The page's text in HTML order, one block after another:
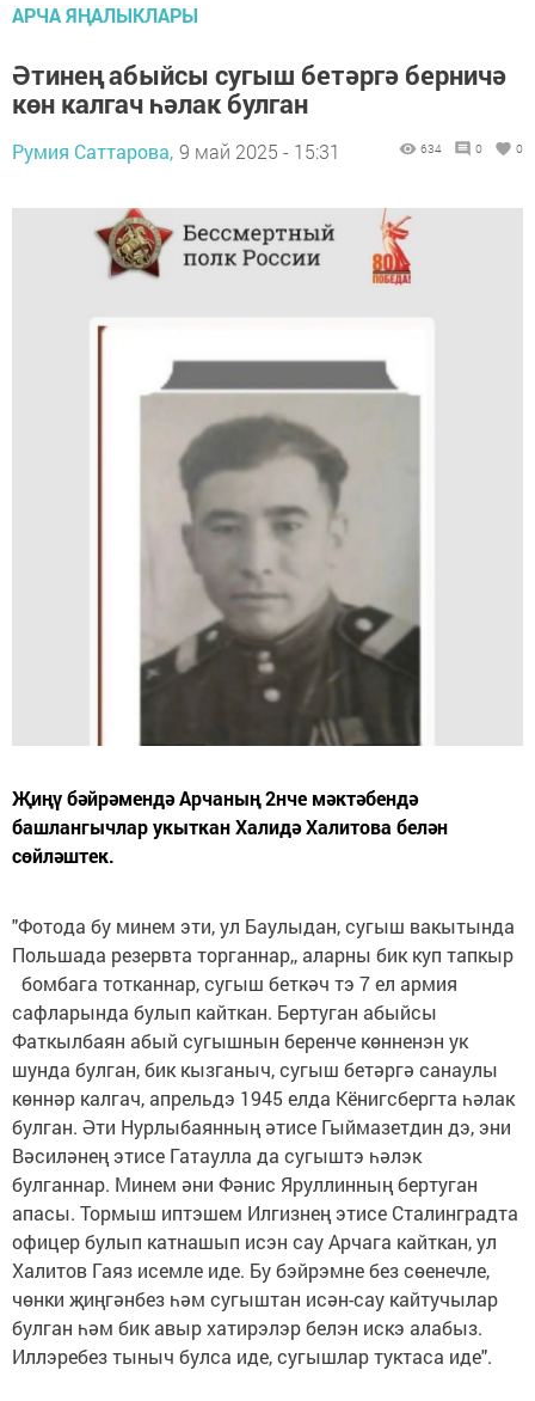
АРЧА ЯҢАЛЫКЛАРЫ
Әтинең абыйсы сугыш бетәргә берничә
көн калгач һәлак булган
Румия Саттарова, 9 май 2025 - 15:31 634 0 0
Җиңү бәйрәмендә Арчаның 2нче мәктәбендә
башлангычлар укыткан Халидә Халитова белән
сөйләштек.
"Фотода бу минем эти, ул Баулыдан, сугыш вакытында
Польшада резервта торганнар,, аларны бик куп тапкыр
бомбага тотканнар, сугыш беткәч тэ 7 ел армия
сафларында булып кайткан. Бертуган абыйсы
Фаткылбаян абый сугышнын беренче көнненэн ук
шунда булган, бик кызганыч, сугыш бетәргә санаулы
көннәр калгач, апрельдэ 1945 елда Кёнигсбергта һәлак
булган. Әти Нурлыбаянның әтисе Гыймазетдин дэ, эни
Вәсиләнең этисе Гатаулла да сугыштэ һәлэк
булганнар. Минем әни Фәнис Яруллинның бертуган
апасы. Тормыш иптэшем Илгизнең этисе Сталинградта
офицер булып катнашып исэн сау Арчага кайткан, ул
Халитов Гаяз исемле иде. Бу бэйрэмне без сөенечле,
чөнки җиңгәнбез һәм сугыштан исән-сау кайтучылар
булган һәм бик авыр хатирэлэр белэн искэ алабыз.
Иллэребез тыныч булса иде, сугышлар туктаса иде".